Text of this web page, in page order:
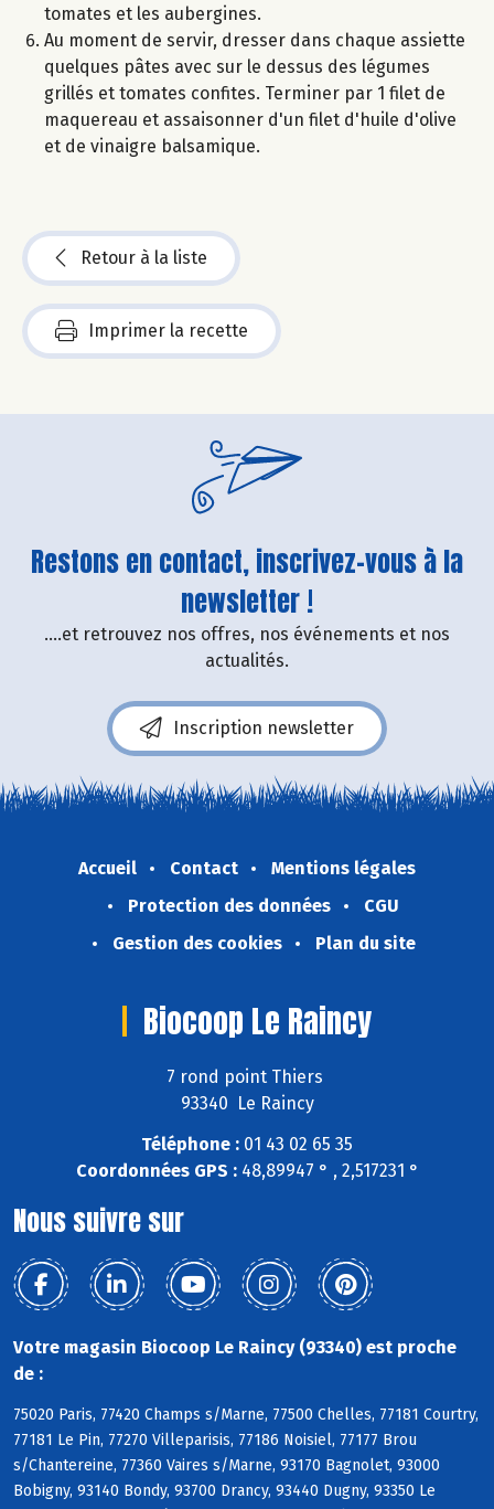
tomates et les aubergines.
Au moment de servir, dresser dans chaque assiette
quelques pâtes avec sur le dessus des légumes
grillés et tomates confites. Terminer par 1 filet de
maquereau et assaisonner d'un filet d'huile d'olive
et de vinaigre balsamique.
Retour à la liste
Imprimer la recette
Restons en contact, inscrivez-vous à la
newsletter !
....et retrouvez nos offres, nos événements et nos
actualités.
Inscription newsletter
Accueil Contact
Mentions légales
Protection des données
CGU
Gestion des cookies
Plan du site
Biocoop Le Raincy
7 rond point Thiers
93340 Le Raincy
Téléphone : 01 43 02 65 35
Coordonnées GPS :48,89947 ° , 2,517231 °
Nous suivre sur
Votre magasin Biocoop Le Raincy (93340) est proche
de :
75020 Paris, 77420 Champs s/Marne, 77500 Chelles, 77181 Courtry,
77181 Le Pin, 77270 Villeparisis, 77186 Noisiel, 77177 Brou
s/Chantereine, 77360 Vaires s/Marne, 93170 Bagnolet, 93000
Bobigny, 93140 Bondy, 93700 Drancy, 93440 Dugny, 93350 Le